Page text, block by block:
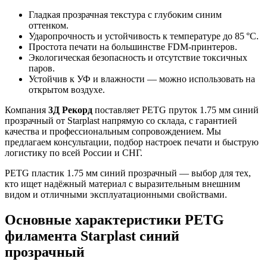
Гладкая прозрачная текстура с глубоким синим
оттенком.
Ударопрочность и устойчивость к температуре до 85 °C.
Простота печати на большинстве FDM-принтеров.
Экологическая безопасность и отсутствие токсичных
паров.
Устойчив к УФ и влажности — можно использовать на
открытом воздухе.
Компания 3Д Рекорд поставляет PETG пруток 1.75 мм синий
прозрачный от Starplast напрямую со склада, с гарантией
качества и профессиональным сопровождением. Мы
предлагаем консультации, подбор настроек печати и быструю
логистику по всей России и СНГ.
PETG пластик 1.75 мм синий прозрачный — выбор для тех,
кто ищет надёжный материал с выразительным внешним
видом и отличными эксплуатационными свойствами.
Основные характеристики PETG
филамента Starplast синий
прозрачный